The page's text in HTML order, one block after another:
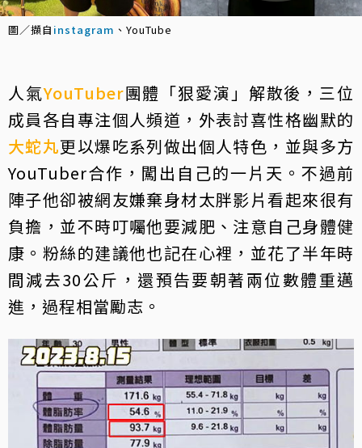
圖／擷自 instagram 、YouTube
人氣YouTuber團體「狠愛演」解散後，三位
成員各自專注個人頻道，外表討喜性格幽默的
大蛇丸更以爆吃系列做出個人特色，並與多方
YouTuber合作，闖出自己的一片天。不過前
陣子他卻被網友嫌棄身材太胖影片看起來很有
負擔，並不時叮囑他要減肥、注意自己身體健
康。粉絲的建議他也記在心裡，並花了半年時
間減去30公斤，還預告要朝著兩位數體重邁
進，過程相當勵志。